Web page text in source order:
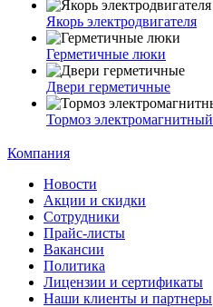
Якорь электродвигателя
Герметичные люки
Двери герметичные
Тормоз электромагнитный
Компания
Новости
Акции и скидки
Сотрудники
Прайс-листы
Вакансии
Политика
Лицензии и сертификаты
Наши клиенты и партнеры